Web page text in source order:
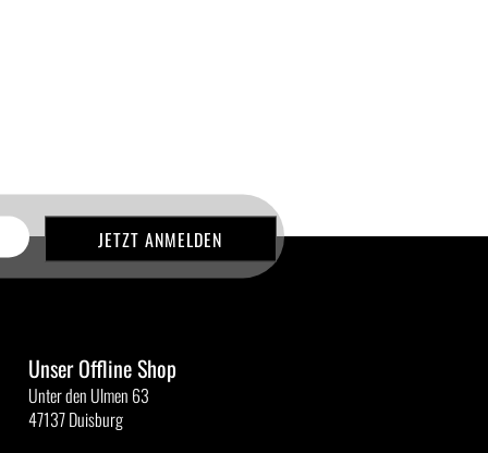
Unser Offline Shop
Unter den Ulmen 63
47137 Duisburg